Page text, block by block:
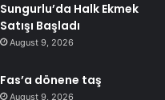
Sungurlu’da Halk Ekmek
Satışı Başladı
August 9, 2026
Fas’a dönene taş
August 9, 2026